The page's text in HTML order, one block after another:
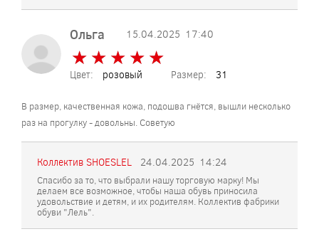
Ольга 15.04.2025 17:40
★ ★ ★ ★ ★
★ ★ ★ ★ ★
Цвет: розовый Размер: 31
В размер, качественная кожа, подошва гнётся, вышли несколько
раз на прогулку - довольны. Советую
Коллектив SHOESLEL 24.04.2025 14:24
Спасибо за то, что выбрали нашу торговую марку! Мы
делаем все возможное, чтобы наша обувь приносила
удовольствие и детям, и их родителям. Коллектив фабрики
обуви "Лель".